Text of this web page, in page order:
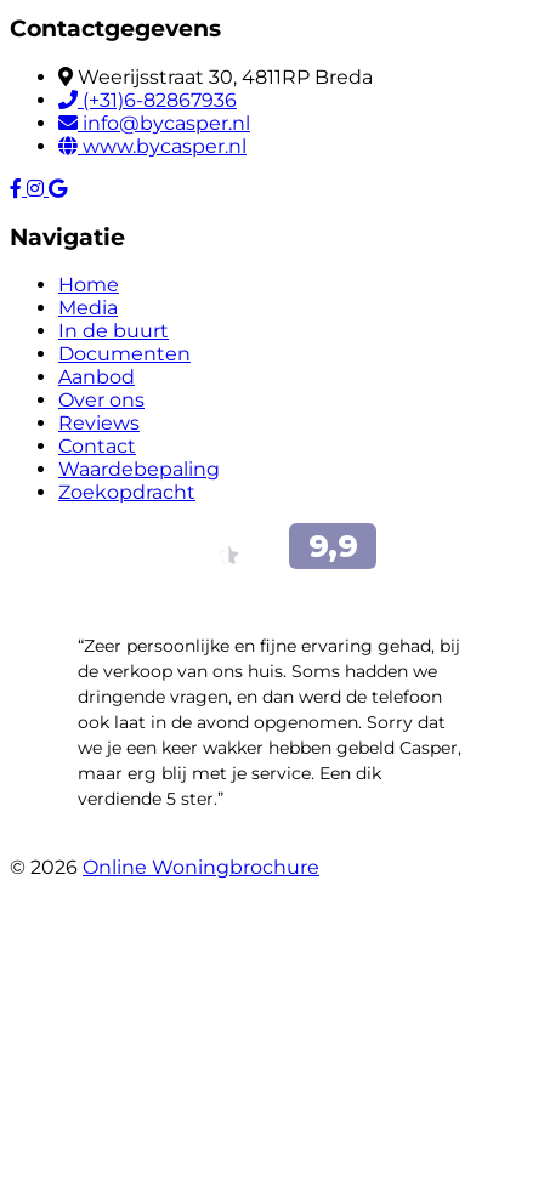
Contactgegevens
Weerijsstraat 30, 4811RP Breda
(+31)6-82867936
info@bycasper.nl
www.bycasper.nl
Navigatie
Home
Media
In de buurt
Documenten
Aanbod
Over ons
Reviews
Contact
Waardebepaling
Zoekopdracht
“Zeer persoonlijke en fijne ervaring gehad, bij
de verkoop van ons huis. Soms hadden we
dringende vragen, en dan werd de telefoon
ook laat in de avond opgenomen. Sorry dat
we je een keer wakker hebben gebeld Casper,
maar erg blij met je service. Een dik
verdiende 5 ster.”
© 2026 Online Woningbrochure